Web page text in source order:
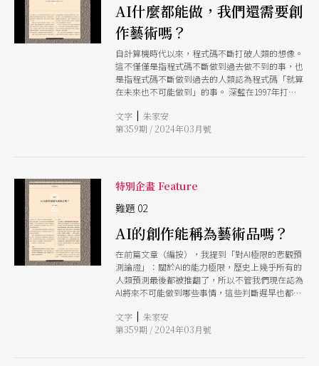
化身的肖像權、聲音權、身形權、演技權、署名
權⋯⋯ 你莫名想起當年那個買飲料總是自動幫你
半糖去冰，不知該說是白目還貼心的導助聽說人家
後來不做劇場了，現在成了當紅的 AI 溝通術講師
AI 溝通術？什麼鬼？ 偶爾你會懷念大家在排練場
吵吵鬧鬧，或是在咖啡館開會，氣到編舞家拂袖而
去的時光。創作中沒有一點爭執和情緒，能做出好
作品嗎？ 有一次，你在兒子的幼稚園呈現會上遇
見從前的夥伴曾經是優秀的舞監，現在是知名的站
立喜劇創意師你本想聽他講個笑話，他卻眼眶泛
紅，指著台上扮成獅子老虎鬼吼狂奔的小朋友哽噎
3D 投影機看「劇場」，你甚至偶爾會在捷運上看
到高中生聚精會神地觀賞你的作品 或者說，幾乎
是你的作品。 無所不在的彈幕和產品業配，被 AI
精巧地生成，嵌入你的作品好吧觀眾需要交流，廠
商是你衣食父母，你能多說什麼？ 真正讓你難以
忍受的是那些五花八門的個人化 AI 濾
AI什麼都能做，我們還需要創
作藝術嗎？
自計算機時代以來，程式碼不斷打破人類的想像。
這不僅僅是指程式碼不斷做到過去做不到的事，也
是指程式碼不斷做到過去的人類認為程式碼「就算
在未來也不可能做到」的事。 深藍在1997年打敗
能稱霸西洋棋，也無法應付更複雜的圍棋。然而在
2016年，AlphaGo又擊敗了世界圍棋冠軍李世乭。
還是狗。 近幾年人類對AI的眼界有劇烈變化，我們
已經相信AI能認貓和畫貓，而且都做得比我更準
確、快速、便宜。到了這時代，還有什麼事情讓我
一兩項，並且相當有自信，或許可以想想，1990年
現在的你一樣有自信。 考慮上述，我們似乎可以
建立某種「悲觀預測論證」：過去人類對於AI能力
極限的判斷全都被推翻了，所以若今天你對於AI的
能力極限有什麼判斷，這判斷大概也是錯的，遲早
會被推翻。 然而，就算AI技術上什麼都能辦到，人
類有理由因此把所有事情都交給AI做嗎？這問題乍
看之下很傻：如果AI什麼事情都做得比你好又比你
文字 | 朱家安
第359期 / 2024年03月號
特別企畫 Feature
難題 02
AI的創作能稱為藝術品嗎？
在前篇文章（編按），我提到「對AI極限的悲觀預
測論證」：關於AI的能力極限，歷史上幾乎所有的
人類預測最後都被推翻了，所以不管我們現在認為
AI將來不可能做到哪些事情，這些判斷遲早也都會
些人可能會覺得這是什麼笨問題，AI現在 right
now 就在創作藝術了好嗎？不然社群網站上面那
文字 | 朱家安
第359期 / 2024年03月號